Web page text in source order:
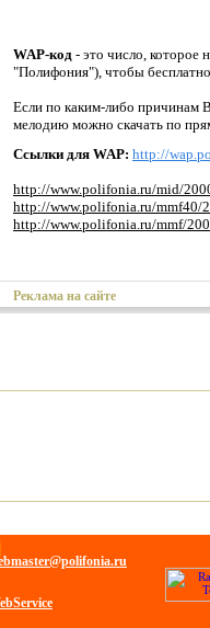
WAP-код - это число, которое
"Полифония"), чтобы
Если по каким-либо причинам
мелодию можно скачать по
Ссылки для WAP: http://
http://www.polifonia.ru/mid/
http://www.polifonia.ru/mmf40/
http://www.polifonia.ru/mmf/
Реклама на сайте